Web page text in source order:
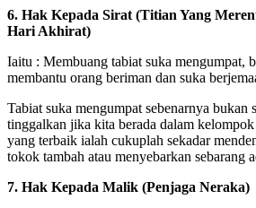
6. Hak Kepada Sirat (Titian Yang
Hari Akhirat)
Iaitu : Membuang tabiat suka mengumpat,
membantu orang beriman dan suka
Tabiat suka mengumpat sebenarnya bukan
tinggalkan jika kita berada dalam kelompok
yang terbaik ialah cukuplah sekadar
tokok tambah atau menyebarkan sebarang
7. Hak Kepada Malik (Penjaga Neraka)